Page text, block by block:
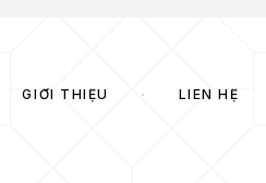
GIỚI THIỆU LIÊN HỆ